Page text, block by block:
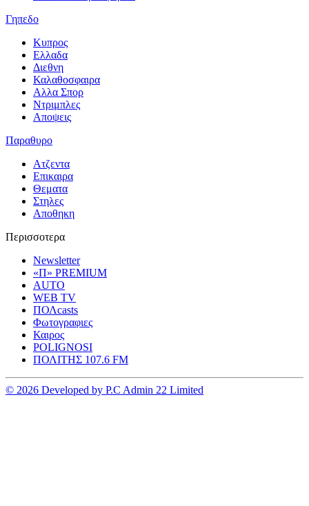
Γηπεδο
Κυπρος
Ελλαδα
Διεθνη
Καλαθοσφαιρα
Αλλα Σπορ
Ντριμπλες
Αποψεις
Παραθυρο
Ατζεντα
Επικαιρα
Θεματα
Στηλες
Αποθηκη
Περισσοτερα
Newsletter
«Π» PREMIUM
AUTO
WEB TV
ΠΟΛcasts
Φωτογραφιες
Καιρος
POLIGNOSI
ΠΟΛΙΤΗΣ 107.6 FM
© 2026 Developed by P.C Admin 22 Limited